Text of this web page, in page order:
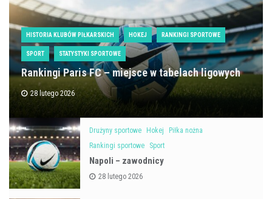
HISTORIA KLUBÓW PIŁKARSKICH HOKEJ RANKINGI SPORTOWE
SPORT STATYSTYKI SPORTOWE
Rankingi Paris FC – miejsce w tabelach ligowych
28 lutego 2026
Drużyny sportowe Hokej
Piłka nożna
Rankingi sportowe
Sport
Napoli – zawodnicy
28 lutego 2026